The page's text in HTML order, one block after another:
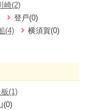
崎(2)
登戸(0)
(4)
横須賀(0)
(1)
(0)